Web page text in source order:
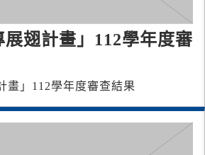
翅計畫」112學年度審
畫」112學年度審查結果